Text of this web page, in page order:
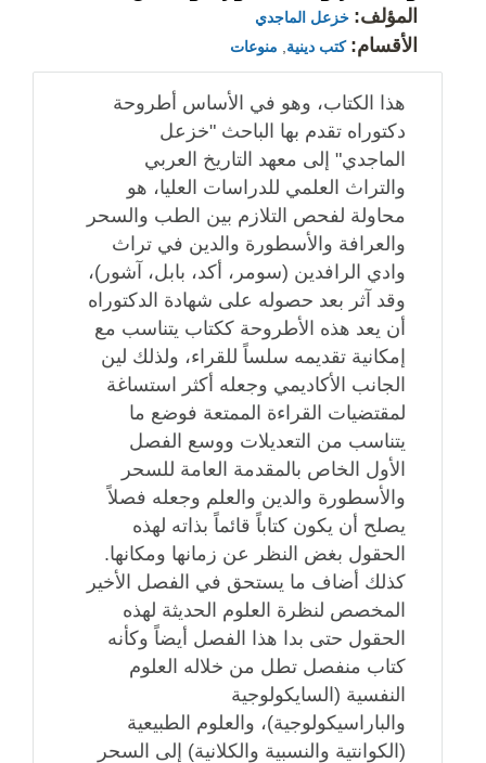
المؤلف: خزعل الماجدي
الأقسام: كتب دينية منوعات
هذا الكتاب، وهو في الأساس أطروحة
دكتوراه تقدم بها الباحث "خزعل
الماجدي" إلى معهد التاريخ العربي
والتراث العلمي للدراسات العليا، هو
محاولة لفحص التلازم بين الطب والسحر
والعرافة والأسطورة والدين في تراث
وادي الرافدين (سومر، أكد، بابل، آشور)،
وقد آثر بعد حصوله على شهادة الدكتوراه
أن يعد هذه الأطروحة ككتاب يتناسب مع
إمكانية تقديمه سلساً للقراء، ولذلك لين
الجانب الأكاديمي وجعله أكثر استساغة
لمقتضيات القراءة الممتعة فوضع ما
يتناسب من التعديلات ووسع الفصل
الأول الخاص بالمقدمة العامة للسحر
والأسطورة والدين والعلم وجعله فصلاً
يصلح أن يكون كتاباً قائماً بذاته لهذه
الحقول بغض النظر عن زمانها ومكانها.
كذلك أضاف ما يستحق في الفصل الأخير
المخصص لنظرة العلوم الحديثة لهذه
الحقول حتى بدا هذا الفصل أيضاً وكأنه
كتاب منفصل تطل من خلاله العلوم
النفسية (السايكولوجية
والباراسيكولوجية)، والعلوم الطبيعية
(الكوانتية والنسبية والكلانية) إلى السحر